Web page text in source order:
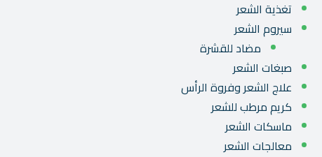
تغذية الشعر
سيروم الشعر
مضاد للقشرة
صبغات الشعر
علاج الشعر وفروة الرأس
كريم مرطب للشعر
ماسكات الشعر
معالجات الشعر